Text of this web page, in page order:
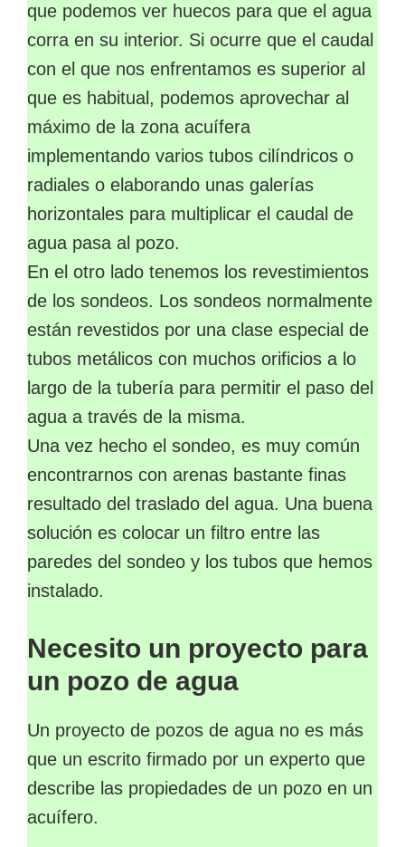
que podemos ver huecos para que el agua
corra en su interior. Si ocurre que el caudal
con el que nos enfrentamos es superior al
que es habitual, podemos aprovechar al
máximo de la zona acuífera
implementando varios tubos cilíndricos o
radiales o elaborando unas galerías
horizontales para multiplicar el caudal de
agua pasa al pozo.
En el otro lado tenemos los revestimientos
de los sondeos. Los sondeos normalmente
están revestidos por una clase especial de
tubos metálicos con muchos orificios a lo
largo de la tubería para permitir el paso del
agua a través de la misma.
Una vez hecho el sondeo, es muy común
encontrarnos con arenas bastante finas
resultado del traslado del agua. Una buena
solución es colocar un filtro entre las
paredes del sondeo y los tubos que hemos
instalado.
Necesito un proyecto para
un pozo de agua
Un proyecto de pozos de agua no es más
que un escrito firmado por un experto que
describe las propiedades de un pozo en un
acuífero.